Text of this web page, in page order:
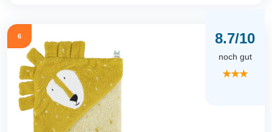
6 8.7/10
noch gut
★★★